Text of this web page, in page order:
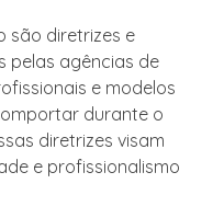
são diretrizes e
pelas agências de
e modelos
durante o
diretrizes visam
e profissionalismo